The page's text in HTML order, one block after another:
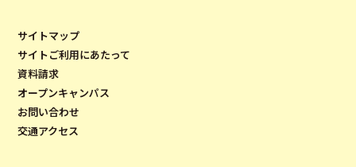
サイトマップ
サイトご利用にあたって
資料請求
オープンキャンパス
お問い合わせ
交通アクセス